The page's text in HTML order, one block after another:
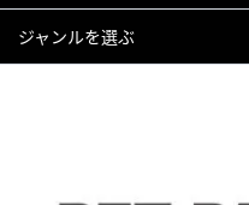
ジャンルを選ぶ